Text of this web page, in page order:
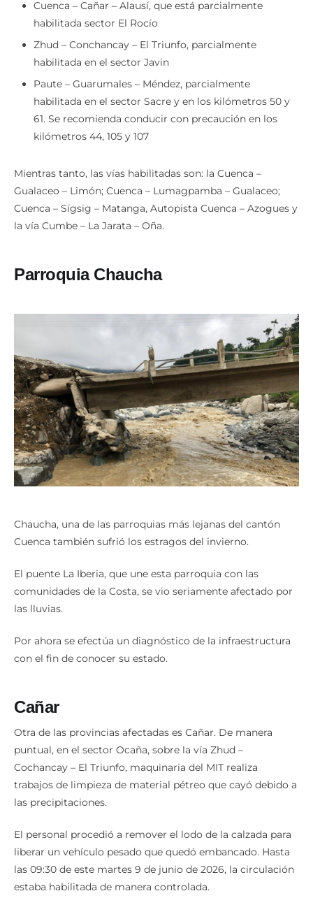
Cuenca – Cañar – Alausí, que está parcialmente
habilitada sector El Rocío
Zhud – Conchancay – El Triunfo, parcialmente
habilitada en el sector Javin
Paute – Guarumales – Méndez, parcialmente
habilitada en el sector Sacre y en los kilómetros 50 y
61. Se recomienda conducir con precaución en los
kilómetros 44, 105 y 107
Mientras tanto, las vías habilitadas son: la Cuenca –
Gualaceo – Limón; Cuenca – Lumagpamba – Gualaceo;
Cuenca – Sígsig – Matanga, Autopista Cuenca – Azogues y
la vía Cumbe – La Jarata – Oña.
Parroquia Chaucha
Chaucha, una de las parroquias más lejanas del cantón
Cuenca también sufrió los estragos del invierno.
El puente La Iberia, que une esta parroquia con las
comunidades de la Costa, se vio seriamente afectado por
las lluvias.
Por ahora se efectúa un diagnóstico de la infraestructura
con el fin de conocer su estado.
Cañar
Otra de las provincias afectadas es Cañar. De manera
puntual, en el sector Ocaña, sobre la vía Zhud –
Cochancay – El Triunfo, maquinaria del MIT realiza
trabajos de limpieza de material pétreo que cayó debido a
las precipitaciones.
El personal procedió a remover el lodo de la calzada para
liberar un vehículo pesado que quedó embancado. Hasta
las 09:30 de este martes 9 de junio de 2026, la circulación
estaba habilitada de manera controlada.